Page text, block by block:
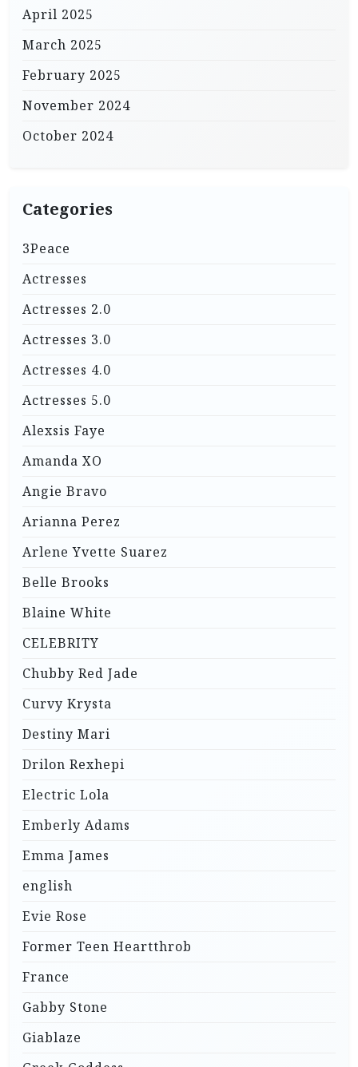
April 2025
March 2025
February 2025
November 2024
October 2024
Categories
3Peace
Actresses
Actresses 2.0
Actresses 3.0
Actresses 4.0
Actresses 5.0
Alexsis Faye
Amanda XO
Angie Bravo
Arianna Perez
Arlene Yvette Suarez
Belle Brooks
Blaine White
CELEBRITY
Chubby Red Jade
Curvy Krysta
Destiny Mari
Drilon Rexhepi
Electric Lola
Emberly Adams
Emma James
english
Evie Rose
Former Teen Heartthrob
France
Gabby Stone
Giablaze